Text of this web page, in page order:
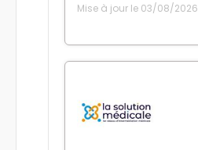
Mise à jour le 03/08/2026